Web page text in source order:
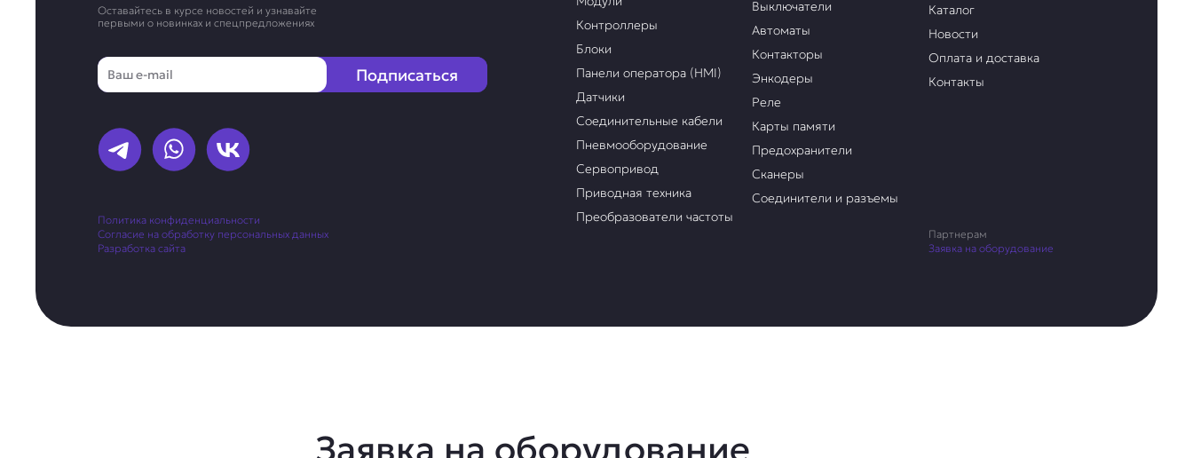
Оставайтесь в курсе новостей и узнавайте
первыми о новинках и спецпредложениях
Email
Подписаться
Политика конфиденциальности
Согласие на обработку персональных данных
Разработка сайта
Контроллеры
Блоки
Панели оператора (HMI)
Датчики
Соединительные кабели
Пневмооборудование
Сервопривод
Приводная техника
Преобразователи частоты
Выключатели
Автоматы
Контакторы
Энкодеры
Реле
Карты памяти
Предохранители
Сканеры
Соединители и разъемы
Каталог
Новости
Оплата и доставка
Контакты
Партнерам
Заявка на оборудование